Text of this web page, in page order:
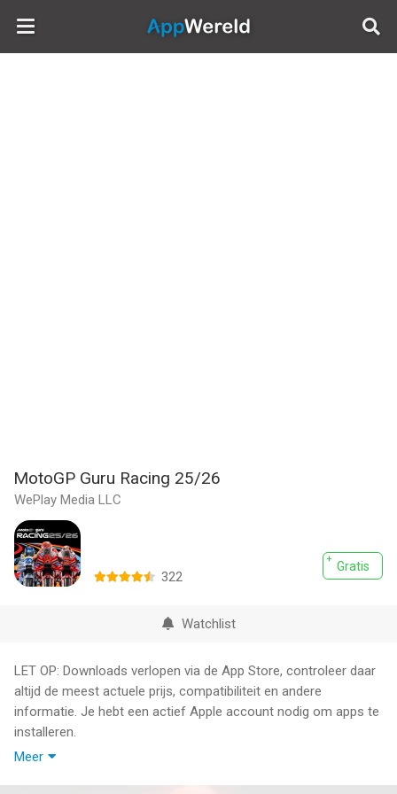
AppWereld
MotoGP Guru Racing 25/26
WePlay Media LLC
Gratis
322
Watchlist
LET OP: Downloads verlopen via de App Store, controleer daar
altijd de meest actuele prijs, compatibiliteit en andere
informatie. Je hebt een actief Apple account nodig om apps te
installeren.
Meer